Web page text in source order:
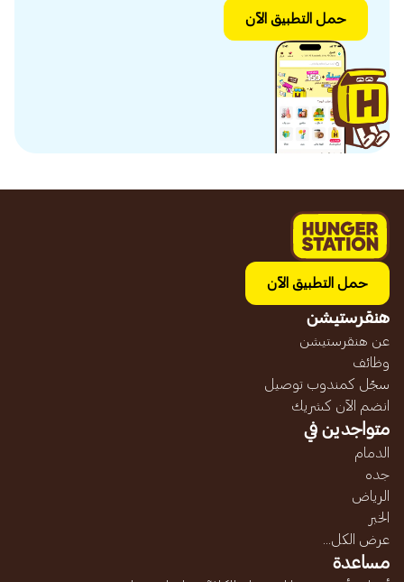
حمل التطبيق الآن
حمل التطبيق الآن
هنقرستيشن
عن هنقرستيشن
وظائف
سجّل كمندوب توصيل
انضم الآن كشريك
متواجدين في
الدمام
جده
الرياض
الخبر
عرض الكل...
مساعدة